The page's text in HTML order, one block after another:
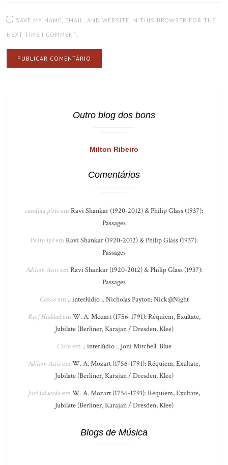
SAVE MY NAME, EMAIL, AND WEBSITE IN THIS BROWSER FOR THE
NEXT TIME I COMMENT.
Outro blog dos bons
Milton Ribeiro
Comentários
candida piresem Ravi Shankar (1920-2012) & Philip Glass (1937):
Passages
Pedro Ipêem Ravi Shankar (1920-2012) & Philip Glass (1937):
Passages
Adilson Assisem Ravi Shankar (1920-2012) & Philip Glass (1937):
Passages
Cássioem .: interlúdio :. Nicholas Payton: Nick@Night
Raif Haddadem W. A. Mozart (1756-1791): Réquiem, Exultate,
Jubilate (Berliner, Karajan / Dresden, Klee)
Ciscoem .: interlúdio :. Joni Mitchell: Blue
Adilson Assisem W. A. Mozart (1756-1791): Réquiem, Exultate,
Jubilate (Berliner, Karajan / Dresden, Klee)
José Eduardoem W. A. Mozart (1756-1791): Réquiem, Exultate,
Jubilate (Berliner, Karajan / Dresden, Klee)
Blogs de Música